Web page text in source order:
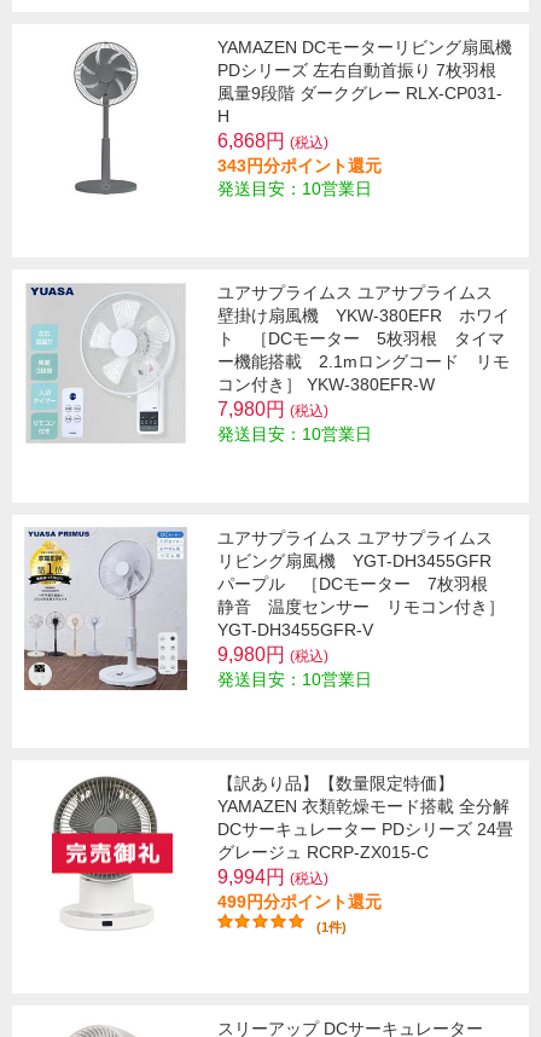
YAMAZEN DCモーターリビング扇風機
PDシリーズ 左右自動首振り 7枚羽根
風量9段階 ダークグレー RLX-CP031-
H
6,868円 (税込)
343円分ポイント還元
発送目安：10営業日
ユアサプライムス ユアサプライムス
壁掛け扇風機 YKW-380EFR ホワイ
ト ［DCモーター 5枚羽根 タイマ
ー機能搭載 2.1mロングコード リモ
コン付き］ YKW-380EFR-W
7,980円 (税込)
発送目安：10営業日
ユアサプライムス ユアサプライムス
リビング扇風機 YGT-DH3455GFR
パープル ［DCモーター 7枚羽根
静音 温度センサー リモコン付き］
YGT-DH3455GFR-V
9,980円 (税込)
発送目安：10営業日
【訳あり品】【数量限定特価】
YAMAZEN 衣類乾燥モード搭載 全分解
DCサーキュレーター PDシリーズ 24畳
グレージュ RCRP-ZX015-C
9,994円 (税込)
499円分ポイント還元
(1件)
スリーアップ DCサーキュレーター